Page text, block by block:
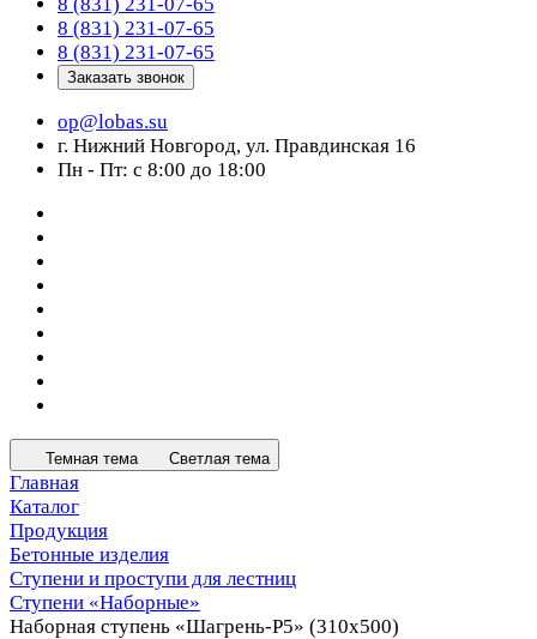
8 (831) 231-07-65
8 (831) 231-07-65
Заказать звонок
op@lobas.su
г. Нижний Новгород, ул. Правдинская 16
Пн - Пт: с 8:00 до 18:00
Темная тема Светлая тема
Главная
Каталог
Продукция
Бетонные изделия
Ступени и проступи для лестниц
Ступени «Наборные»
Наборная ступень «Шагрень-Р5» (310х500)